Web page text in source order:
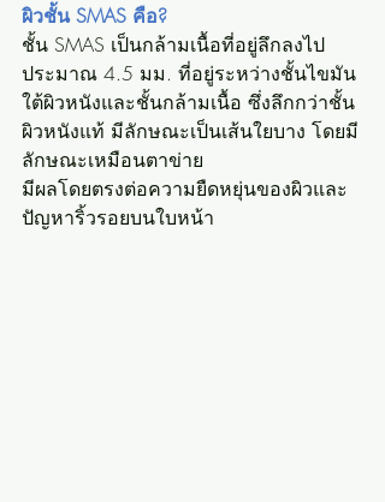
ผิวชั้น SMAS คือ?
ชั้น SMAS เป็นกล้ามเนื้อที่อยู่ลึกลงไป
ประมาณ 4.5 มม. ที่อยู่ระหว่างชั้นไขมัน
ใต้ผิวหนังและชั้นกล้ามเนื้อ ซึ่งลึกกว่าชั้น
ผิวหนังแท้ มีลักษณะเป็นเส้นใยบาง โดยมี
ลักษณะเหมือนตาข่าย
มีผลโดยตรงต่อความยืดหยุ่นของผิวและ
ปัญหาริ้วรอยบนใบหน้า